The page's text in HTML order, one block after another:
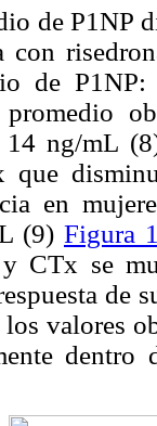
de P1NP
con
de
14 ng/mL
que
en
(9) Figura
y CTx se
de
valores